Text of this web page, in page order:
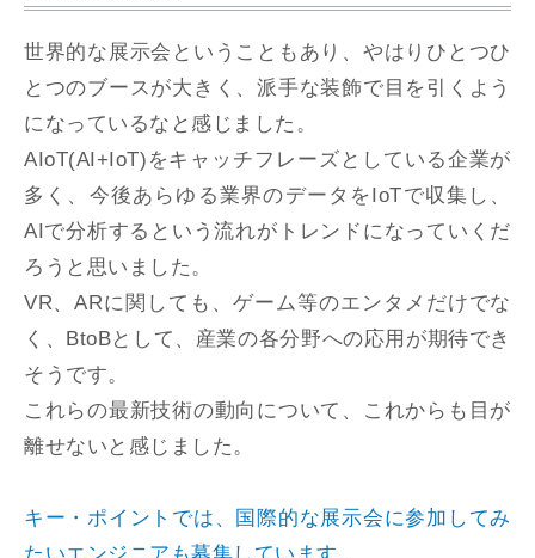
世界的な展示会ということもあり、やはりひとつひ
とつのブースが大きく、派手な装飾で目を引くよう
になっているなと感じました。
AIoT(AI+IoT)をキャッチフレーズとしている企業が
多く、今後あらゆる業界のデータをIoTで収集し、
AIで分析するという流れがトレンドになっていくだ
ろうと思いました。
VR、ARに関しても、ゲーム等のエンタメだけでな
く、BtoBとして、産業の各分野への応用が期待でき
そうです。
これらの最新技術の動向について、これからも目が
離せないと感じました。
キー・ポイントでは、国際的な展示会に参加してみ